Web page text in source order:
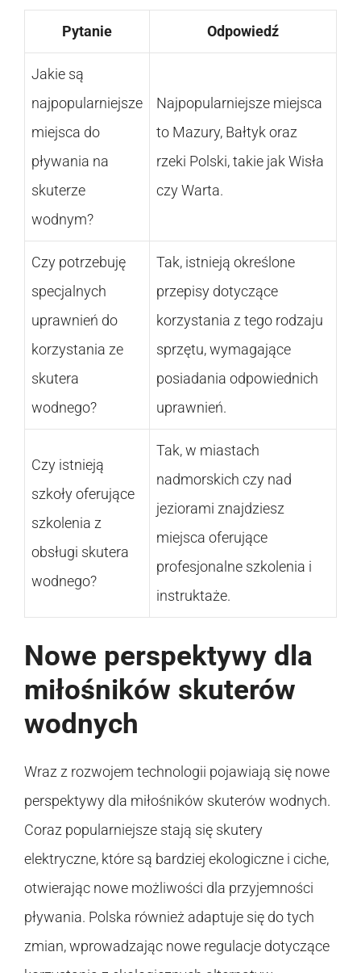
Pytanie Odpowiedź
Jakie są
najpopularniejsze
miejsca do
pływania na
skuterze
wodnym?
Najpopularniejsze miejsca
to Mazury, Bałtyk oraz
rzeki Polski, takie jak Wisła
czy Warta.
Czy potrzebuję
specjalnych
uprawnień do
korzystania ze
skutera
wodnego?
Tak, istnieją określone
przepisy dotyczące
korzystania z tego rodzaju
sprzętu, wymagające
posiadania odpowiednich
uprawnień.
Czy istnieją
szkoły oferujące
szkolenia z
obsługi skutera
wodnego?
Tak, w miastach
nadmorskich czy nad
jeziorami znajdziesz
miejsca oferujące
profesjonalne szkolenia i
instruktaże.
Nowe perspektywy dla
miłośników skuterów
wodnych
Wraz z rozwojem technologii pojawiają się nowe
perspektywy dla miłośników skuterów wodnych.
Coraz popularniejsze stają się skutery
elektryczne, które są bardziej ekologiczne i ciche,
otwierając nowe możliwości dla przyjemności
pływania. Polska również adaptuje się do tych
zmian, wprowadzając nowe regulacje dotyczące